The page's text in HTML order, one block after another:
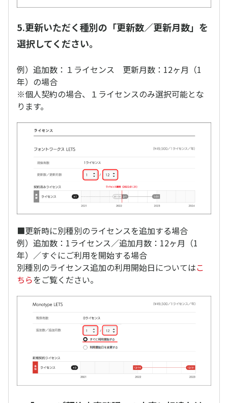
5.更新いただく種別の「更新数／更新月数」を
選択してください。
例）追加数：１ライセンス 更新月数：12ヶ月（1
年）の場合
※個人契約の場合、１ライセンスのみ選択可能とな
ります。
■更新時に別種別のライセンスを追加する場合
例）追加数：1ライセンス／追加月数：12ヶ月（1
年）／すぐにご利用を開始する場合
別種別のライセンス追加の利用開始日についてはこ
ちらをご覧ください。